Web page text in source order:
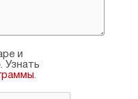
и
. Узнать
.